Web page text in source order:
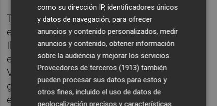
También hubo dos futbolistas japoneses en
el Valencia Mestalla: Hiroshi Ibusuki y Wadi
Ibrahim Suzuki. Además, el Valencia contó
en sus filas con los rusos Oleg Salenko,
Valeriy Karpin y Denis Cheryshev y el
georgiano Giorgi Mamardashvili, dos países
en la frontera entre Europa y Asia.
como su dirección IP, identificadores únicos
y datos de navegación, para ofrecer
anuncios y contenido personalizados, medir
anuncios y contenido, obtener información
sobre la audiencia y mejorar los servicios.
Proveedores de terceros (1913) también
pueden procesar sus datos para estos y
otros fines, incluido el uso de datos de
geolocalización precisos y características